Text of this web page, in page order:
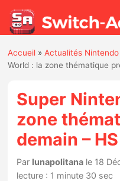
Actualités
Jeux
Hardware
Accueil »Actualités Nintendo
World : la zone thématique
Super
zone
demain – HS
Par lunapolitana le 18
lecture : 1 minute 30 sec